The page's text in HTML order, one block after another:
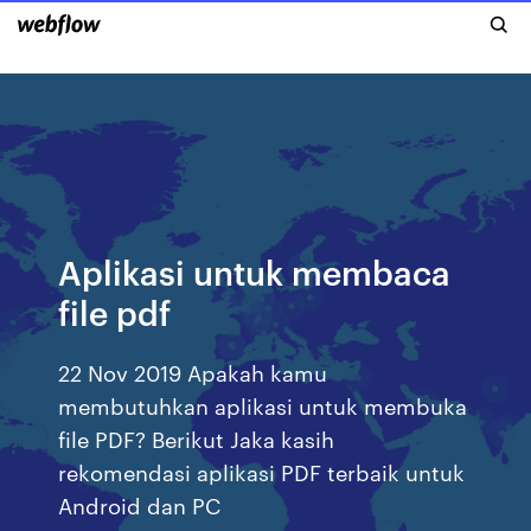
Aplikasi untuk membaca
file pdf
22 Nov 2019 Apakah kamu
membutuhkan aplikasi untuk membuka
file PDF? Berikut Jaka kasih
rekomendasi aplikasi PDF terbaik untuk
Android dan PC